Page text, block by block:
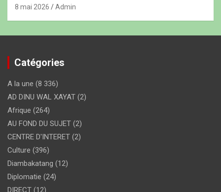
8 mai 2026 Admin
Catégories
A la une (8 336)
AD DINU WAL XAYAT (2)
Afrique (264)
AU FOND DU SUJET (2)
CENTRE D'INTERET (2)
Culture (396)
Diambakatang (12)
Diplomatie (24)
DIRECT (12)